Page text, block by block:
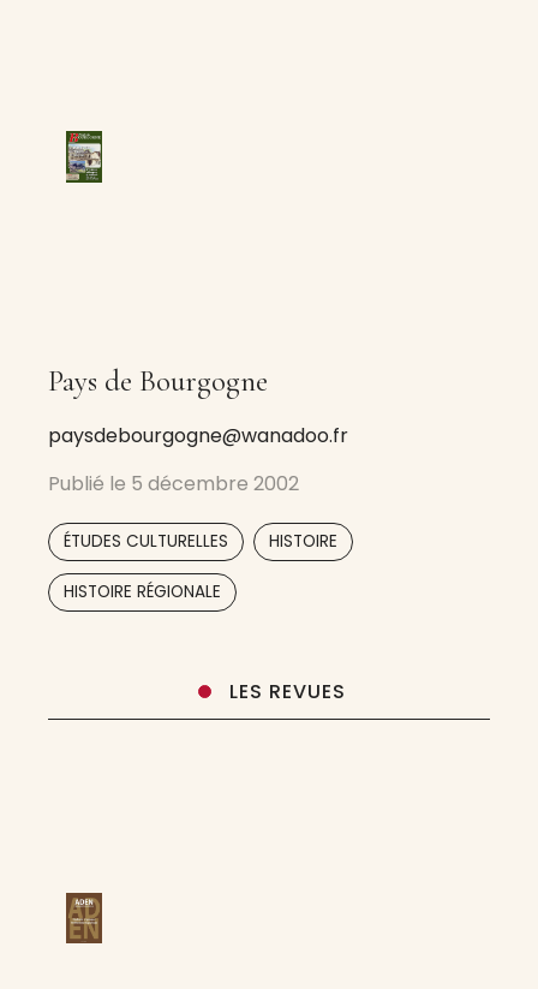
Pays de Bourgogne
paysdebourgogne@wanadoo.fr
Publié le 5 décembre 2002
ÉTUDES CULTURELLES HISTOIRE
HISTOIRE RÉGIONALE
LES REVUES